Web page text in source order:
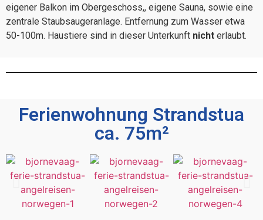
eigener Balkon im Obergeschoss,, eigene Sauna, sowie eine
zentrale Staubsaugeranlage. Entfernung zum Wasser etwa
50-100m. Haustiere sind in dieser Unterkunft nicht erlaubt.
Ferienwohnung Strandstua
ca. 75m²